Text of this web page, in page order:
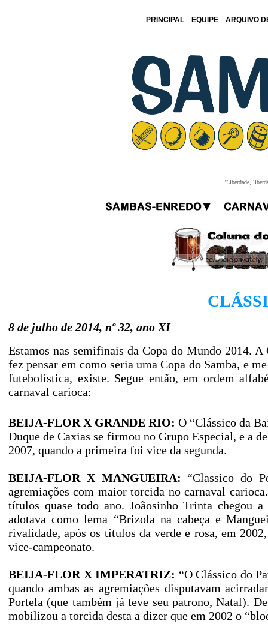
PRINCIPAL EQUIPE ARQUIVO
'Liberdade,
8 de julho de 2014, nº 32, ano XI
Estamos nas semifinais da Copa do Mundo 2014.
fez pensar em como seria uma Copa do Samba, e
futebolística, existe. Segue então, em ordem
carnaval carioca:
BEIJA-FLOR X GRANDE RIO: O “Clássico da
Duque de Caxias se firmou no Grupo Especial, e a
2007, quando a primeira foi vice da segunda.
BEIJA-FLOR X MANGUEIRA: “Classico do
agremiações com maior torcida no carnaval
títulos quase todo ano. Joãosinho Trinta chegou
adotava como lema “Brizola na cabeça e
rivalidade, após os títulos da verde e rosa, em
vice-campeonato.
BEIJA-FLOR X IMPERATRIZ: “O Clássico do
quando ambas as agremiações disputavam
Portela (que também já teve seu patrono, Natal).
mobilizou a torcida desta a dizer que em 2002 o